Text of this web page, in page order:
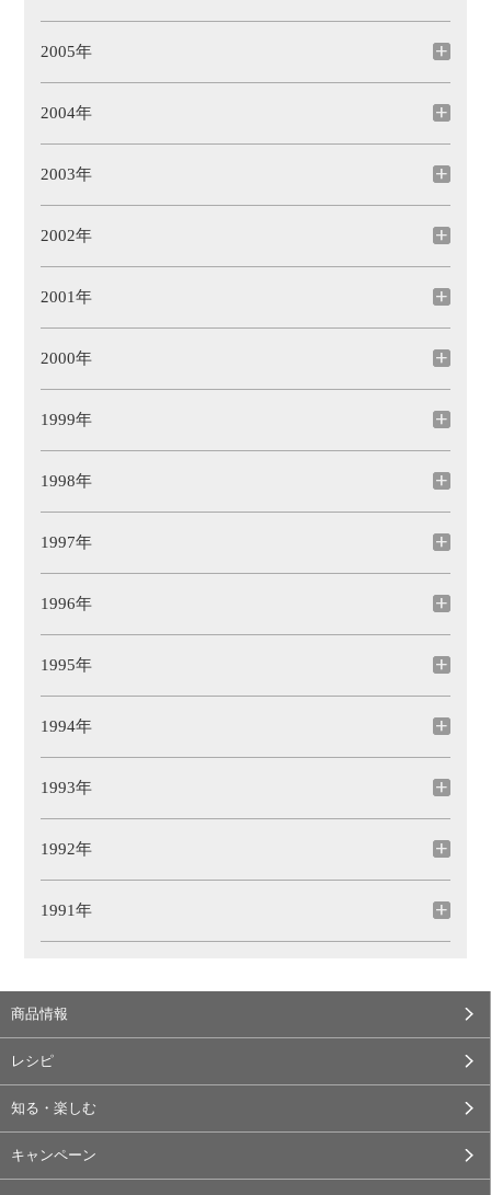
2005年
2004年
2003年
2002年
2001年
2000年
1999年
1998年
1997年
1996年
1995年
1994年
1993年
1992年
1991年
商品情報
レシピ
知る・楽しむ
キャンペーン